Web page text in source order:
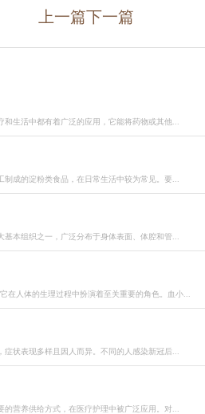
上一篇下一篇
生活中都有着广泛的应用，它能将药物或其他...
成的淀粉类食品，在日常生活中较为常见。要...
本组织之一，广泛分布于身体表面、体腔和管...
在人体的生理过程中扮演着至关重要的角色。血小...
状表现多样且因人而异。不同的人感染新冠后...
营养供给方式，在医疗护理中被广泛应用。对...